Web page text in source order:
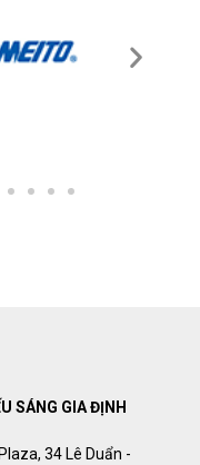
SÁNG GIA ĐỊNH
34 Lê Duẩn -